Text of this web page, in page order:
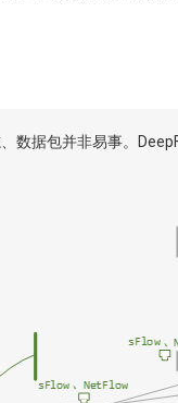
数据包并非易事。